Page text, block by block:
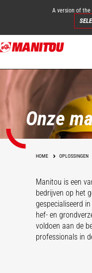
Overslaan
en
inhoud
A version of
Onze
HOME OPLOSSINGEN
Manitou is een
bedrijven op het
gespecialiseerd
hef- en
voldoen aan de
professionals in